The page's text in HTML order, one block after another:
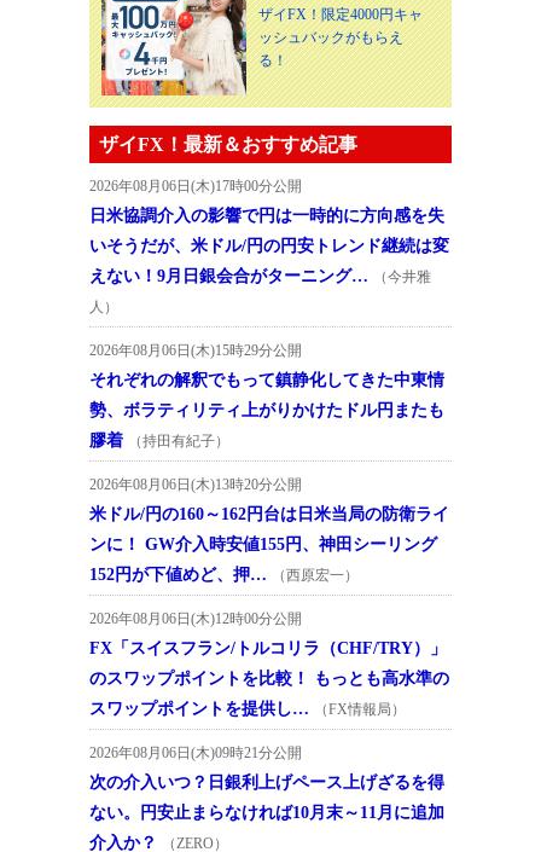
ザイFX！限定4000円キャ
ッシュバックがもらえ
る！
ザイFX！最新＆おすすめ記事
2026年08月06日(木)17時00分公開
日米協調介入の影響で円は一時的に方向感を失
いそうだが、米ドル/円の円安トレンド継続は変
えない！9月日銀会合がターニング…
（今井雅
人）
2026年08月06日(木)15時29分公開
それぞれの解釈でもって鎮静化してきた中東情
勢、ボラティリティ上がりかけたドル円またも
膠着
（持田有紀子）
2026年08月06日(木)13時20分公開
米ドル/円の160～162円台は日米当局の防衛ライ
ンに！ GW介入時安値155円、神田シーリング
152円が下値めど、押…
（西原宏一）
2026年08月06日(木)12時00分公開
FX「スイスフラン/トルコリラ（CHF/TRY）」
のスワップポイントを比較！ もっとも高水準の
スワップポイントを提供し…
（FX情報局）
2026年08月06日(木)09時21分公開
次の介入いつ？日銀利上げペース上げざるを得
ない。円安止まらなければ10月末～11月に追加
介入か？
（ZERO）